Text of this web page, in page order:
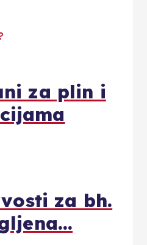
za plin i
za bh.